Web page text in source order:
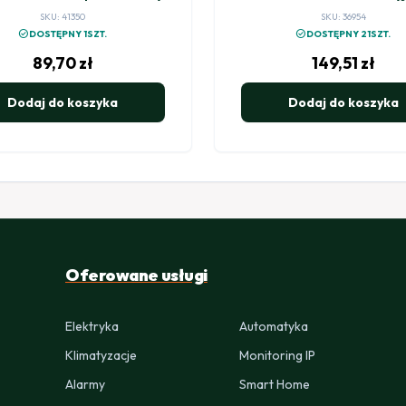
SKU: 41350
check_circleDOSTĘPNY 1SZT.
89,70zł
Dodaj do koszyka
wzmocnioną
SKU: 36954
check_circleDOSTĘPNY 21SZT.
149,51 zł
Dodaj do koszyka
Oferowane usługi
Elektryka
Automatyka
Klimatyzacje
Monitoring IP
Alarmy
Smart Home